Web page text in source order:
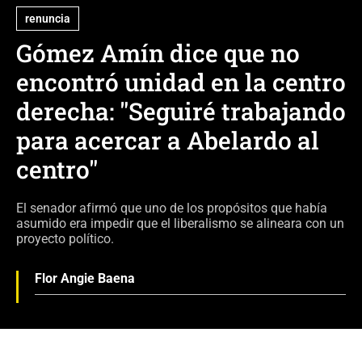
renuncia
Gómez Amín dice que no
encontró unidad en la centro
derecha: "Seguiré trabajando
para acercar a Abelardo al
centro"
El senador afirmó que uno de los propósitos que había
asumido era impedir que el liberalismo se alineara con un
proyecto político.
Flor Angie Baena